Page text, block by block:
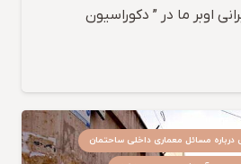
اوبر ما در ” دکوراسیون
مسائل معماری داخلی ساحتمان